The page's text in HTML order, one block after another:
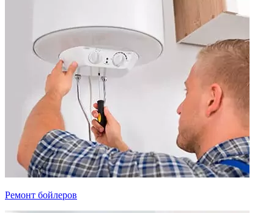
Ремонт бойлеров